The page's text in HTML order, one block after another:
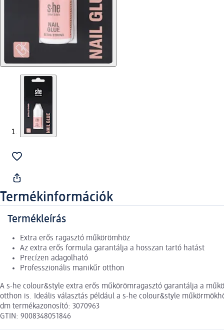
Termékinformációk
Termékleírás
Extra erős ragasztó műkörömhöz
Az extra erős formula garantálja a hosszan tartó hatást
Precízen adagolható
Professzionális manikűr otthon
A s-he colour&style extra erős műkörömragasztó garantálja a
otthon is. Ideális választás például a s-he colour&style
dm termékazonosító: 3070963
GTIN: 9008348051846